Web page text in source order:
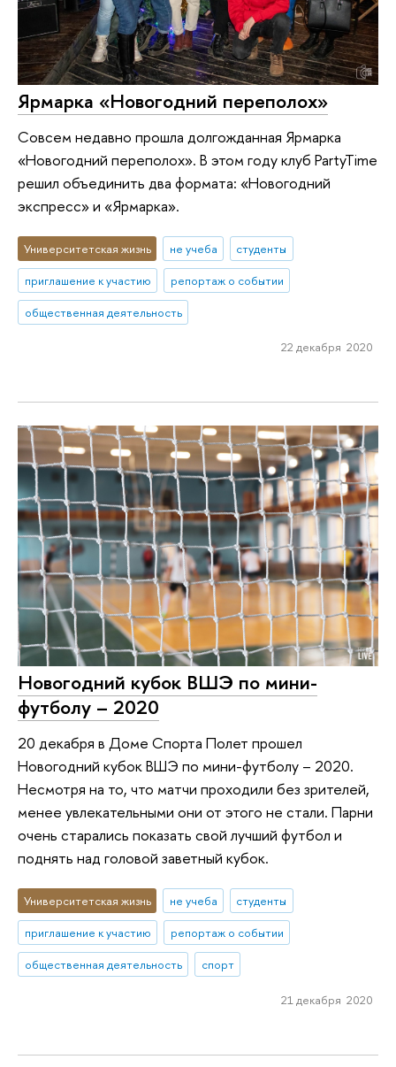
Ярмарка «Новогодний переполох»
Совсем недавно прошла долгожданная Ярмарка
«Новогодний переполох». В этом году клуб PartyTime
решил объединить два формата: «Новогодний
экспресс» и «Ярмарка».
Университетская жизнь не учеба
студенты
приглашение к участию
репортаж о событии
общественная деятельность
22 декабря 2020
Новогодний кубок ВШЭ по мини-
футболу – 2020
20 декабря в Доме Спорта Полет прошел
Новогодний кубок ВШЭ по мини-футболу – 2020.
Несмотря на то, что матчи проходили без зрителей,
менее увлекательными они от этого не стали. Парни
очень старались показать свой лучший футбол и
поднять над головой заветный кубок.
Университетская жизнь не учеба
студенты
приглашение к участию
репортаж о событии
общественная деятельность
спорт
21 декабря 2020